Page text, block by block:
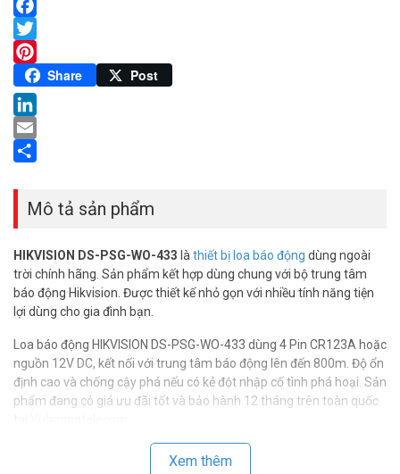
Facebook
Twitter
Pinterest
Share Post
LinkedIn
Email
Mô tả sản phẩm
HIKVISION DS-PSG-WO-433 là thiết bị loa báo động dùng ngoài
trời chính hãng. Sản phẩm kết hợp dùng chung với bộ trung tâm
báo động Hikvision. Được thiết kế nhỏ gọn với nhiều tính năng tiện
lợi dùng cho gia đình bạn.
Loa báo động HIKVISION DS-PSG-WO-433 dùng 4 Pin CR123A hoặc
nguồn 12V DC, kết nối với trung tâm báo động lên đến 800m. Độ ổn
định cao và chống cậy phá nếu có kẻ đột nhập cố tình phá hoại. Sản
phẩm đang có giá ưu đãi tốt và bảo hành 12 tháng trên toàn quốc
Thông số kỹ thuật loa báo động ngoài trời
Xem thêm